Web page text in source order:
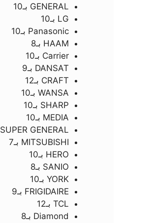
GENERAL بـ10
LG بـ10
Panasonic بـ10
HAAM بـ8
Carrier بـ10
DANSAT بـ9
CRAFT بـ12
WANSA بـ10
SHARP بـ10
MEDIA بـ10
SUPER GENERAL بـ9
MITSUBISHI بـ7
HERO بـ10
SANIO بـ8
YORK بـ10
FRIGIDAIRE بـ9
TCL بـ12
Diamond بـ8